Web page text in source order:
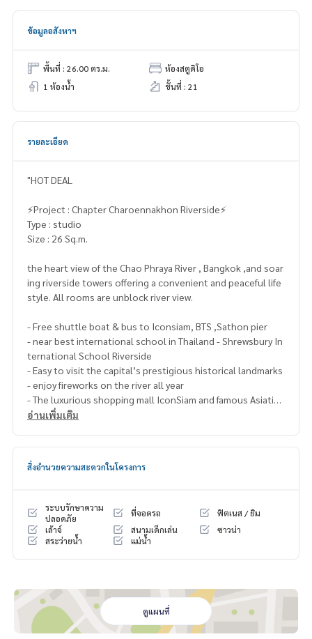
ข้อมูลอสังหาฯ
พื้นที่ : 26.00 ตร.ม.
ห้องสตูดิโอ
1 ห้องน้ำ
ชั้นที่ : 21
รายละเอียด
"HOT DEAL
⚡️Project : Chapter Charoennakhon Riverside⚡️
Type : studio
Size : 26 Sq.m.
the heart view of the Chao Phraya River , Bangkok ,and soar
ing riverside towers offering a convenient and peaceful life
style. All rooms are unblock river view.
- Free shuttle boat & bus to Iconsiam, BTS ,Sathon pier
- near best international school in Thailand - Shrewsbury In
ternational School Riverside
- Easy to visit the capital’s prestigious historical landmarks
- enjoy fireworks on the river all year
- The luxurious shopping mall IconSiam and famous Asiatiqu
e market is near and easy to go by free boat
- surrounded by famous 5/6 stars hotels as Four seasons H
otel Bangkok, Capella Bangkok, Mandarin Oriental Bangkok
nium Hilton Bangkok, Chatrium Hotel Riverside…
- Public Facilities
Onsen & Sauna
Swim pool & sun spa & swing
Kids room & sand play area
Coffee & Tea room
Basketball court & climbing wall
Sky lounge
อ่านเพิ่มเติม
สิ่งอำนวยความสะดวกในโครงการ
ระบบรักษาความ
ปลอดภัย
ที่จอดรถ
ฟิตเนส / ยิม
เล้าจ์
สนามเด็กเล่น
ซาวน่า
สระว่ายน้ำ
แม่น้ำ
ดูแผนที่